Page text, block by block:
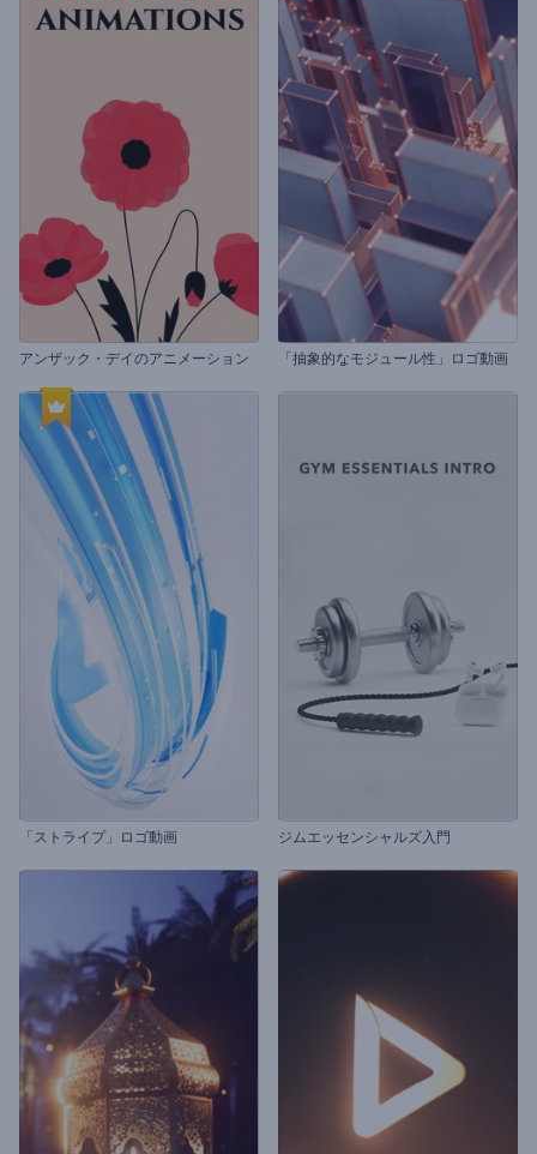
アンザック・デイのアニメーション 「抽象的なモジュール性」ロゴ動画
「ストライプ」ロゴ動画 ジムエッセンシャルズ入門